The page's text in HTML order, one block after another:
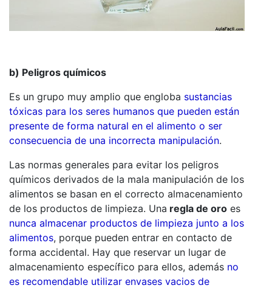
b) Peligros químicos
Es un grupo muy amplio que engloba sustancias
tóxicas para los seres humanos que pueden están
presente de forma natural en el alimento o ser
consecuencia de una incorrecta manipulación.
Las normas generales para evitar los peligros
químicos derivados de la mala manipulación de los
alimentos se basan en el correcto almacenamiento
de los productos de limpieza. Una regla de oro es
nunca almacenar productos de limpieza junto a los
alimentos, porque pueden entrar en contacto de
forma accidental. Hay que reservar un lugar de
almacenamiento específico para ellos, además no
es recomendable utilizar envases vacios de